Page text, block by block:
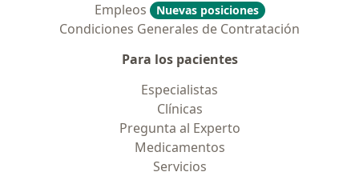
Empleos
Nuevas posiciones
Condiciones Generales de Contratación
Para los pacientes
Especialistas
Clínicas
Pregunta al Experto
Medicamentos
Servicios